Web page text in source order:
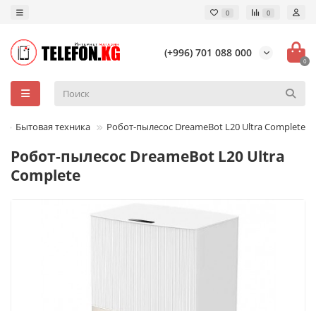
0 0
(+996) 701 088 000
0
Бытовая техника Робот-пылесос DreameBot L20 Ultra Complete
Робот-пылесос DreameBot L20 Ultra
Complete